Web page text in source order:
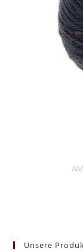
Unsere